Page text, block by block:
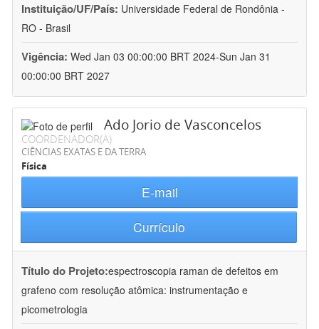
Instituição/UF/País: Universidade Federal de Rondônia -
RO - Brasil
Vigência: Wed Jan 03 00:00:00 BRT 2024-Sun Jan 31
00:00:00 BRT 2027
Ado Jorio de Vasconcelos
COORDENADOR(A)
CIÊNCIAS EXATAS E DA TERRA
Física
E-mail
Currículo
Título do Projeto:espectroscopia raman de defeitos em
grafeno com resolução atômica: instrumentação e
picometrologia